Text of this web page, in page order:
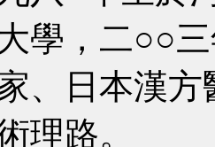
學，二○○
、日本漢
理路。